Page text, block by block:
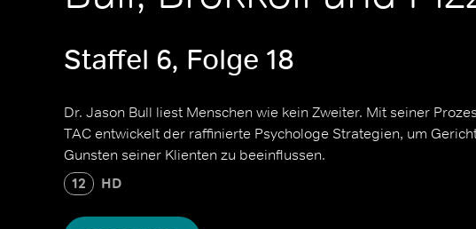
Staffel 6, Folge 18
Dr. Jason Bull liest Menschen wie kein Zweiter. Mit seiner
TAC entwickelt der raffinierte Psychologe Strategien, um
Gunsten seiner Klienten zu beeinflussen.
12 HD